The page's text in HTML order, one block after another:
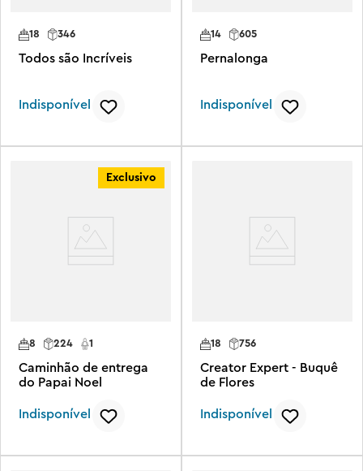
346
18
Todos são Incríveis
Indisponível
14 605
Pernalonga
Indisponível
Exclusivo
224 1
8
Caminhão de entrega
do Papai Noel
Indisponível
18 756
Creator Expert - Buquê
de Flores
Indisponível